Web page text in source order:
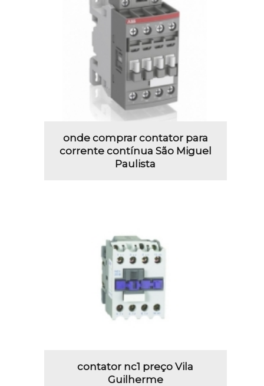
onde comprar contator para
corrente contínua São Miguel
Paulista
contator nc1 preço Vila
Guilherme